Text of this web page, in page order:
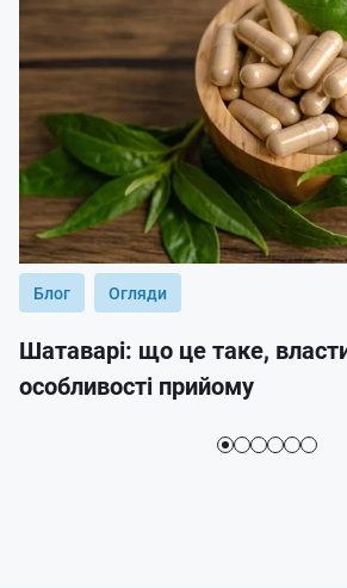
Блог Огляди
Шатаварі: що це таке,
особливості прийому